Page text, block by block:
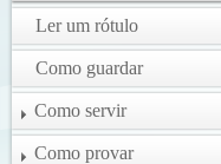
Ler um rótulo
Como guardar
Como servir
Como provar